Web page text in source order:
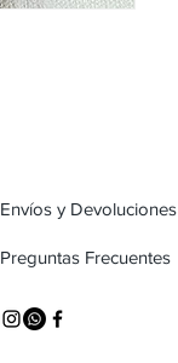
Envíos y Devoluciones
Preguntas Frecuentes